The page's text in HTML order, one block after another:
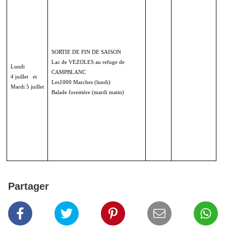
Lundi
4 juillet et
Mardi 5 juillet
SORTIE DE FIN DE SAISON
Lac de VEZOLES au refuge de
CAMPBLANC
Les1000 Marches (lundi)
Balade forestière (mardi matin)
Partager